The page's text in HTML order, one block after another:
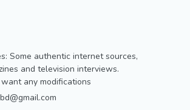
Some authentic internet sources,
and television interviews.
any modifications